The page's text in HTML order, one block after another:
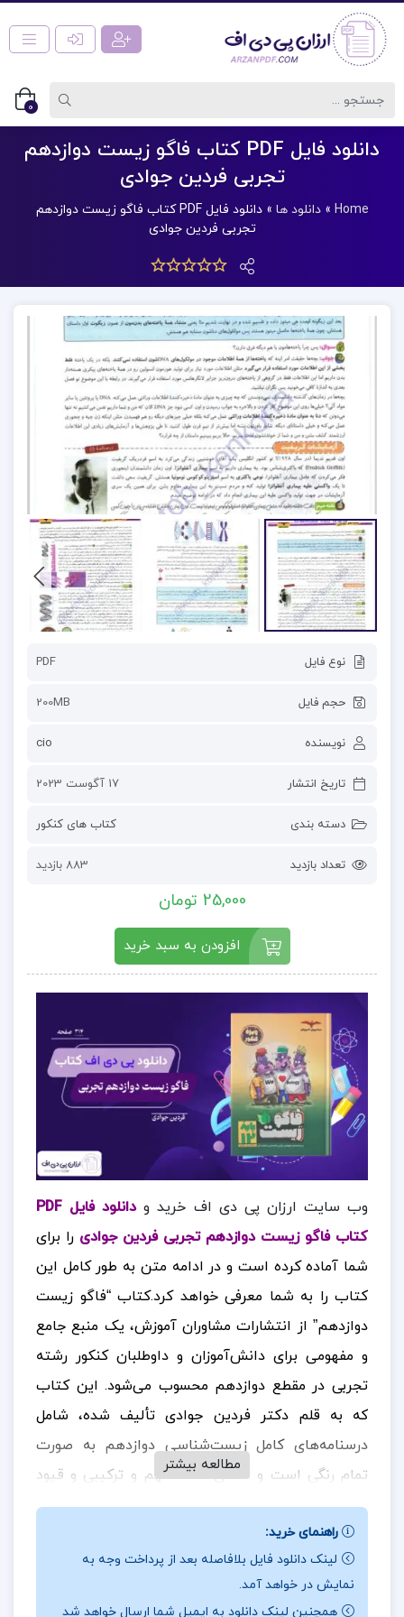
0
دانلود فایل PDF کتاب فاگو زیست دوازدهم
تجربی فردین جوادی
Home
»دانلود ها »
دانلود فایل PDF کتاب فاگو زیست دوازدهم
تجربی فردین جوادی
نوع فایل PDF
حجم فایل 200MB
نویسنده cio
تاریخ انتشار 17 آگوست 2023
دسته بندی کتاب های کنکور
تعداد بازدید 883 بازدید
25,000 تومان
افزودن به سبد خرید
وب سایت ارزان پی دی اف خرید و
دانلود فایل PDF
کتاب فاگو زیست دوازدهم تجربی فردین جوادی را برای
شما آماده کرده است و در ادامه متن به طور کامل این
کتاب را به شما معرفی خواهد کرد.کتاب “فاگو زیست
دوازدهم” از انتشارات مشاوران آموزش، یک منبع جامع
و مفهومی برای دانش‌آموزان و داوطلبان کنکور رشته
تجربی در مقطع دوازدهم محسوب می‌شود. این کتاب
که به قلم دکتر فردین جوادی تألیف شده، شامل
درسنامه‌های کامل زیست‌شناسی دوازدهم به صورت
تمام رنگی است و تمامی نکات مهم و ترکیبی و قیود
ذکر شده در کتاب درسی را به صورت دقیق بررسی
می‌کند. یکی از ویژگی‌های برجسته این کتاب، ارائه و
تحلیل تمامی شکل‌های کتاب درسی است.در ادامه
همراهارزان پی دی اف
مطالعه بیشتر
راهنمای خرید:
لینک دانلود فایل بلافاصله بعد از پرداخت وجه به
نمایش در خواهد آمد.
همچنین لینک دانلود به ایمیل شما ارسال خواهد شد